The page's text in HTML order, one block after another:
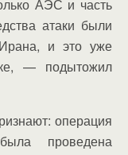
АЭС и часть
атаки были
и это уже
— подытожил
операция
проведена